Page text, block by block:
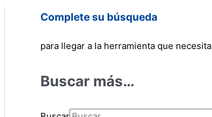
Complete su búsqueda
para llegar a la herramienta que necesita
Buscar más…